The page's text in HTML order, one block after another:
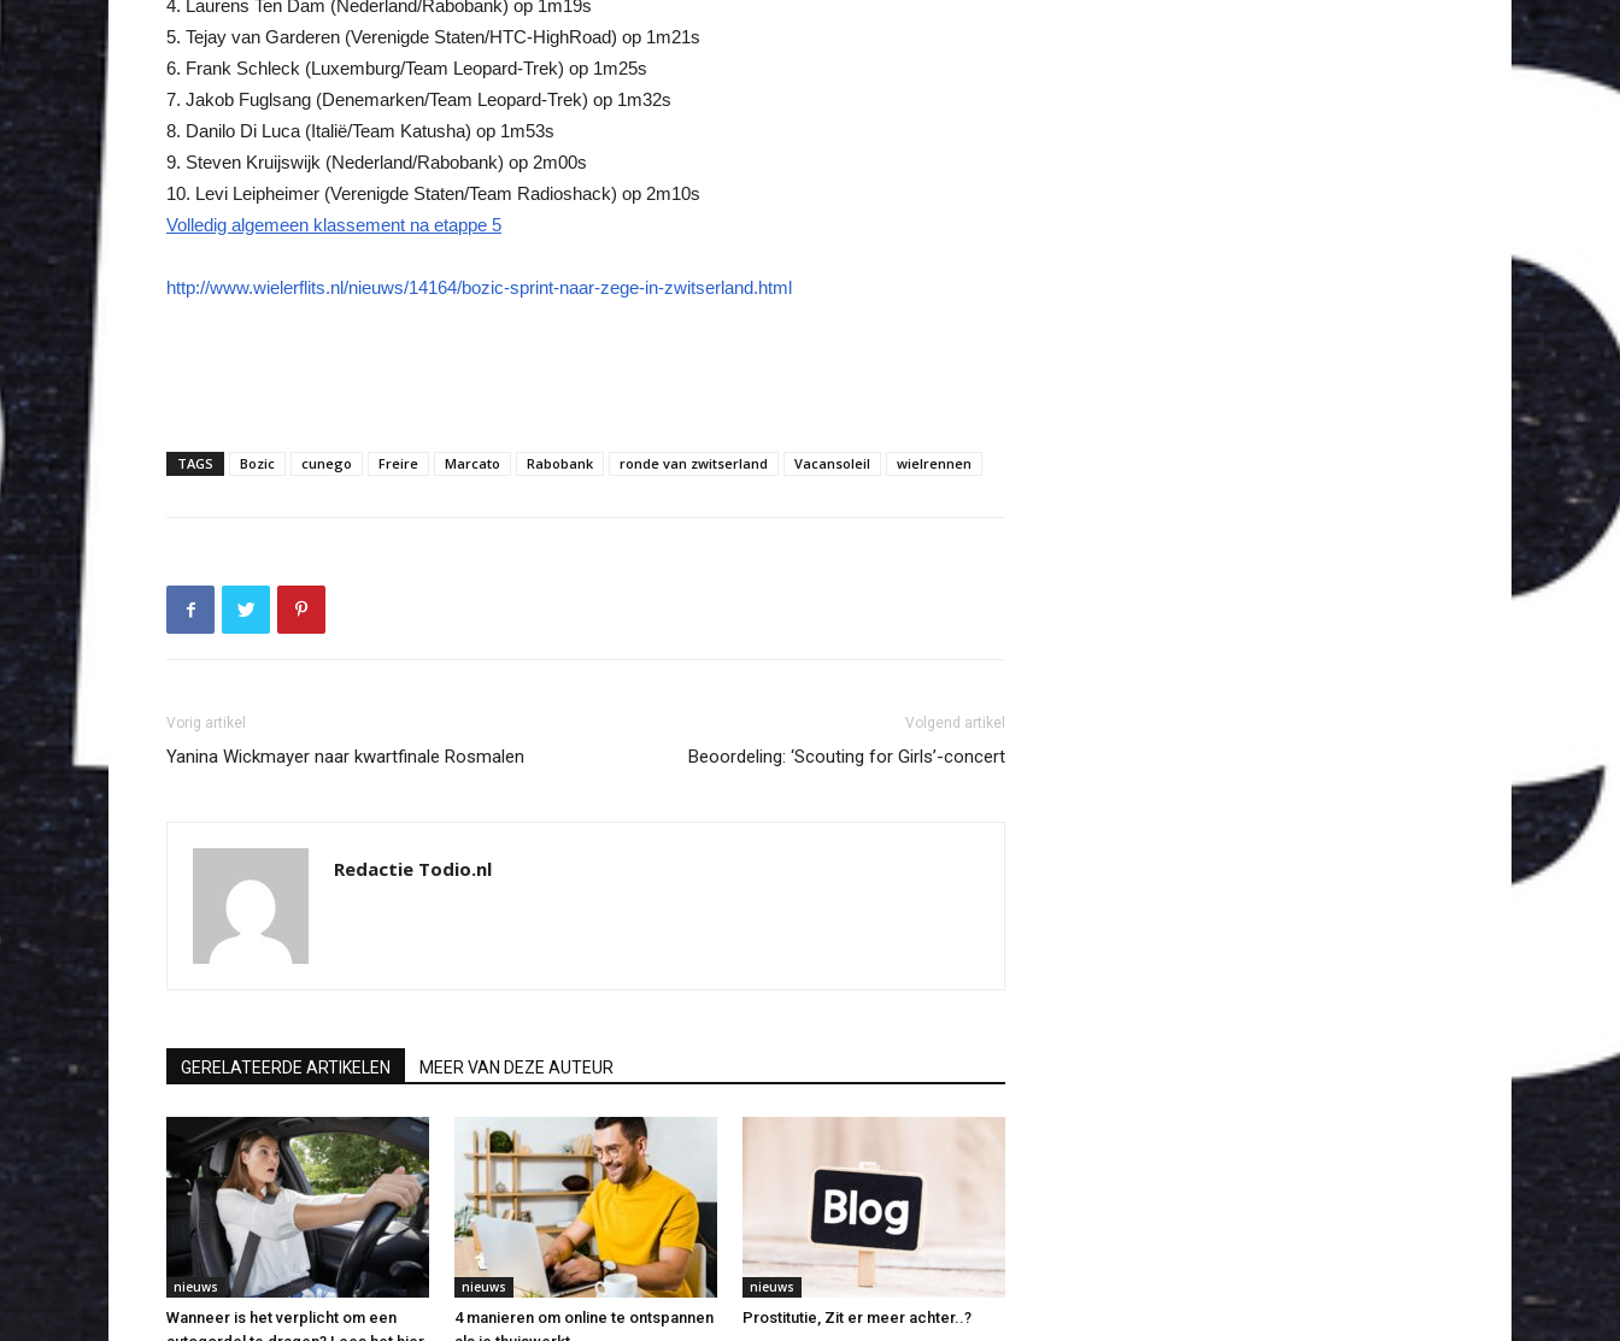
4. Laurens Ten Dam (Nederland/Rabobank) op 1m19s
5. Tejay van Garderen (Verenigde Staten/HTC-HighRoad) op 1m21s
6. Frank Schleck (Luxemburg/Team Leopard-Trek) op 1m25s
7. Jakob Fuglsang (Denemarken/Team Leopard-Trek) op 1m32s
8. Danilo Di Luca (Italië/Team Katusha) op 1m53s
9. Steven Kruijswijk (Nederland/Rabobank) op 2m00s
10. Levi Leipheimer (Verenigde Staten/Team Radioshack) op 2m10s
Volledig algemeen klassement na etappe 5
http://www.wielerflits.nl/nieuws/14164/bozic-sprint-naar-zege-in-zwitserland.html
TAGS Bozic cunego Freire Marcato Rabobank ronde van zwitserland Vacansoleil wielrennen
Vorig artikel
Yanina Wickmayer naar kwartfinale Rosmalen
Volgend artikel
Beoordeling: ‘Scouting for Girls’-concert
Redactie Todio.nl
GERELATEERDE ARTIKELEN MEER VAN DEZE AUTEUR
nieuws
Wanneer is het verplicht om een
nieuws
4 manieren om online te ontspannen
nieuws
Prostitutie, Zit er meer achter..?